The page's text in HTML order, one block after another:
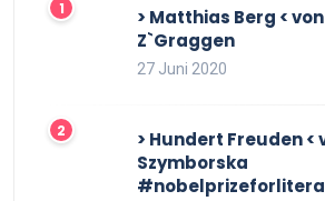
> Matthias Berg <
Z`Graggen
27 Juni 2020
> Hundert Freuden <
Szymborska